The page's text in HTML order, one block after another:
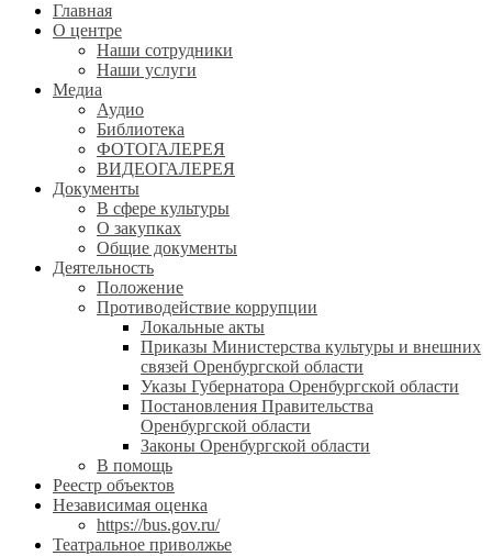
Главная
О центре
Наши сотрудники
Наши услуги
Медиа
Аудио
Библиотека
ФОТОГАЛЕРЕЯ
ВИДЕОГАЛЕРЕЯ
Документы
В сфере культуры
О закупках
Общие документы
Деятельность
Положение
Противодействие коррупции
Локальные акты
Приказы Министерства культуры и внешних
связей Оренбургской области
Указы Губернатора Оренбургской области
Постановления Правительства
Оренбургской области
Законы Оренбургской области
В помощь
Реестр объектов
Независимая оценка
https://bus.gov.ru/
Театральное приволжье